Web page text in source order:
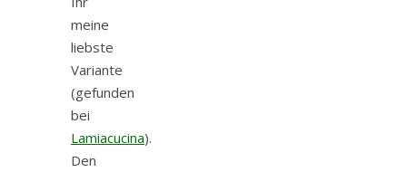
meine
liebste
Variante
(gefunden
bei
Lamiacucina).
Den